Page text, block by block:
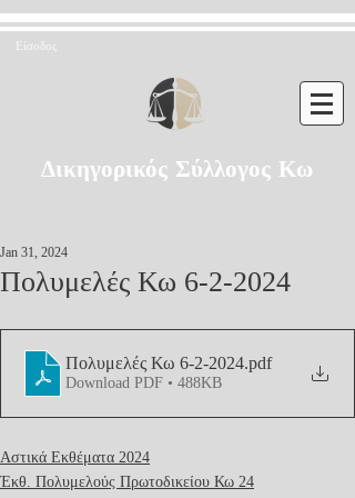
Είσοδος
Δικηγορικός Σύλλογος Κω
Πολυμελές Κω 6-2-2024
Jan 31, 2024
Πολυμελές Κω 6-2-2024.pdf
Download PDF • 488KB
Αστικά Εκθέματα 2024
Έκθ. Πολυμελούς Πρωτοδικείου Κω 24